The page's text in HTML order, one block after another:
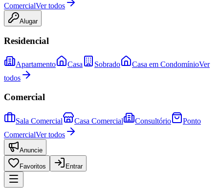
ComercialVer todos
Alugar
Residencial
Apartamento Casa Sobrado Casa em CondomínioVer
todos
Comercial
Sala Comercial Casa Comercial Consultório
Ponto
ComercialVer todos
Anuncie
Favoritos Entrar